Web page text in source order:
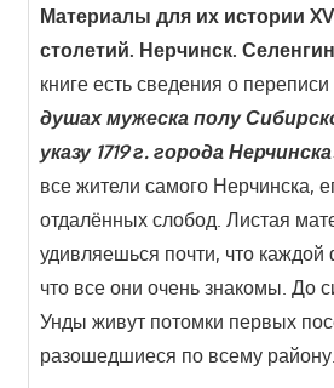
Материалы для их истории
столетий. Нерчинск.
книге есть сведения о
душах мужеска полу
указу 1719 г. города
все жители самого Нерчинска,
отдалённых слобод. Листая
удивляешься почти, что
что все они очень знакомы. До
Унды живут потомки первых
разошедшиеся по всему району.